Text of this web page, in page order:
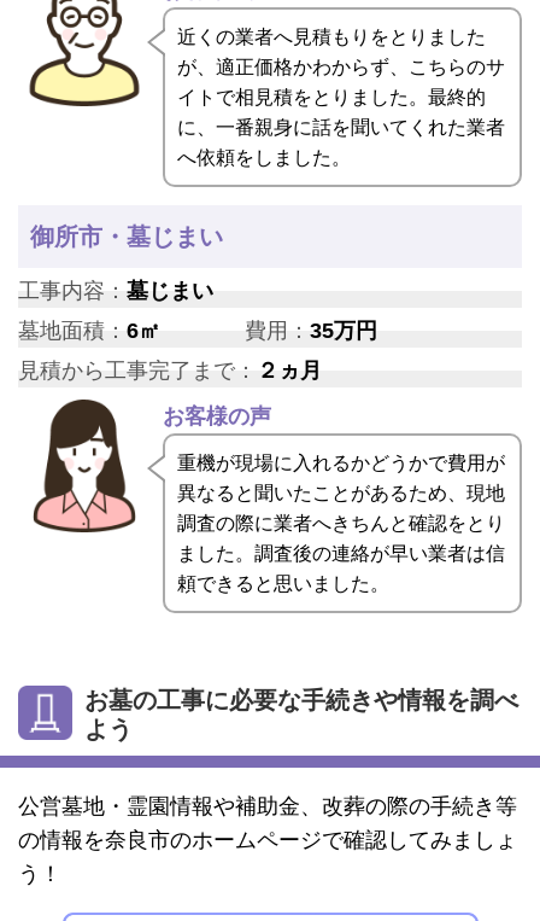
近くの業者へ見積もりをとりました
が、適正価格かわからず、こちらのサ
イトで相見積をとりました。最終的
に、一番親身に話を聞いてくれた業者
へ依頼をしました。
御所市・墓じまい
工事内容： 墓じまい
墓地面積： 6㎡ 費用：35万円
見積から工事完了まで： ２ヵ月
お客様の声
重機が現場に入れるかどうかで費用が
異なると聞いたことがあるため、現地
調査の際に業者へきちんと確認をとり
ました。調査後の連絡が早い業者は信
頼できると思いました。
お墓の工事に必要な手続きや情報を調べ
よう
公営墓地・霊園情報や補助金、改葬の際の手続き等
の情報を奈良市のホームページで確認してみましょ
う！